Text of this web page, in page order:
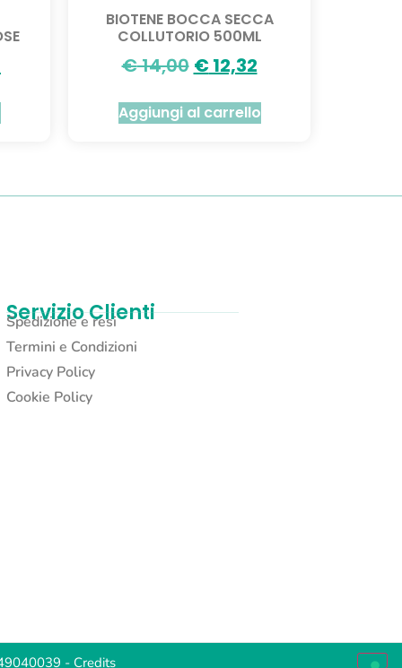
BIOTENE BOCCA SECCA
COLLUTORIO 500ML
€14,00 €12,32
Aggiungi al carrello
Servizio Clienti
Spedizione e resi
Termini e Condizioni
Privacy Policy
Cookie Policy
- Credits